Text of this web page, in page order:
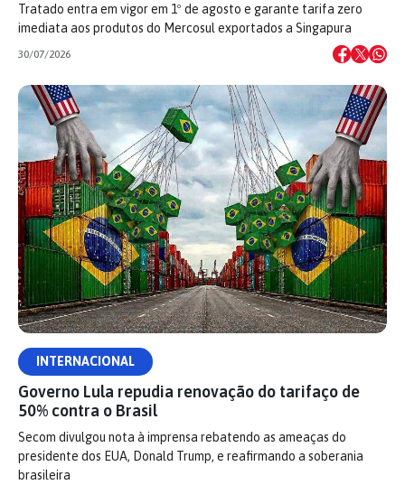
Tratado entra em vigor em 1º de agosto e garante tarifa zero
imediata aos produtos do Mercosul exportados a Singapura
30/07/2026
INTERNACIONAL
Governo Lula repudia renovação do tarifaço de
50% contra o Brasil
Secom divulgou nota à imprensa rebatendo as ameaças do
presidente dos EUA, Donald Trump, e reafirmando a soberania
brasileira